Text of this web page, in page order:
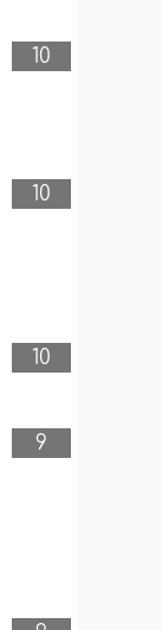
10
10
10
9